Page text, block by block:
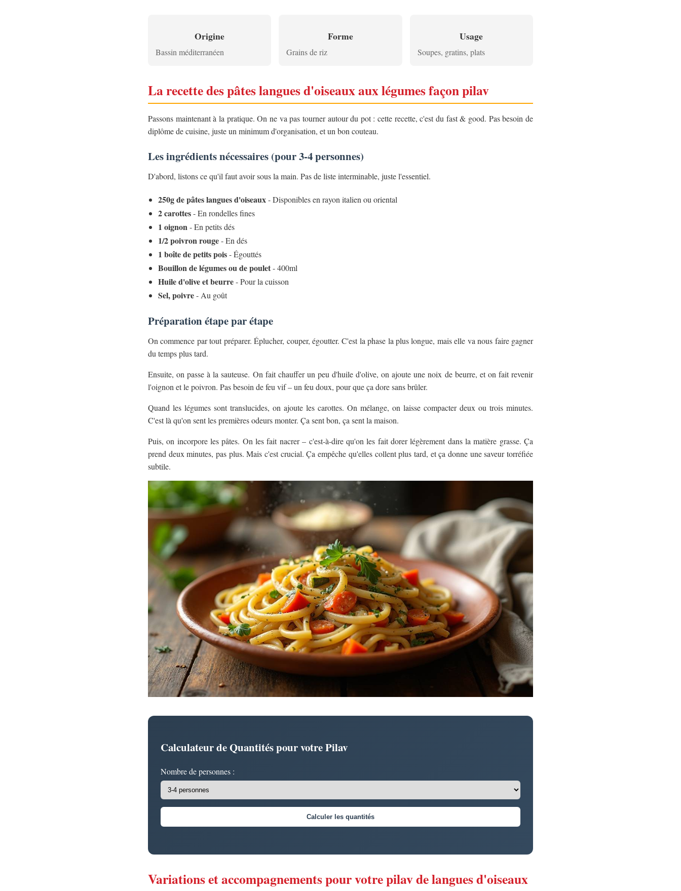
Origine
Bassin méditerranéen
Forme
Grains de riz
Usage
Soupes, gratins, plats
La recette des pâtes langues d'oiseaux aux légumes façon pilav
Passons maintenant à la pratique. On ne va pas tourner autour du pot : cette recette, c'est du fast & good. Pas besoin de
diplôme de cuisine, juste un minimum d'organisation, et un bon couteau.
Les ingrédients nécessaires (pour 3-4 personnes)
D'abord, listons ce qu'il faut avoir sous la main. Pas de liste interminable, juste l'essentiel.
250g de pâtes langues d'oiseaux- Disponibles en rayon italien ou oriental
2 carottes- En rondelles fines
1 oignon- En petits dés
1/2 poivron rouge- En dés
1 boîte de petits pois- Égouttés
Bouillon de légumes ou de poulet- 400ml
Huile d'olive et beurre- Pour la cuisson
Sel, poivre- Au goût
Préparation étape par étape
On commence par tout préparer. Éplucher, couper, égoutter. C'est la phase la plus longue, mais elle va nous faire gagner
du temps plus tard.
Ensuite, on passe à la sauteuse. On fait chauffer un peu d'huile d'olive, on ajoute une noix de beurre, et on fait revenir
l'oignon et le poivron. Pas besoin de feu vif – un feu doux, pour que ça dore sans brûler.
Quand les légumes sont translucides, on ajoute les carottes. On mélange, on laisse compacter deux ou trois minutes.
C'est là qu'on sent les premières odeurs monter. Ça sent bon, ça sent la maison.
Puis, on incorpore les pâtes. On les fait nacrer – c'est-à-dire qu'on les fait dorer légèrement dans la matière grasse. Ça
prend deux minutes, pas plus. Mais c'est crucial. Ça empêche qu'elles collent plus tard, et ça donne une saveur torréfiée
subtile.
Calculateur de Quantités pour votre Pilav
Nombre de personnes :
Calculer les quantités
Variations et accompagnements pour votre pilav de langues d'oiseaux